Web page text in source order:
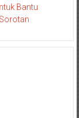
Bantu